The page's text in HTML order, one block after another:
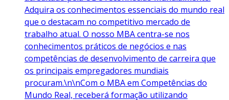
Adquira os conhecimentos essenciais do mundo real
que o destacam no competitivo mercado de
trabalho atual. O nosso MBA centra-se nos
conhecimentos práticos de negócios e nas
competências de desenvolvimento de carreira que
os principais empregadores mundiais
procuram.\n\nCom o MBA em Competências do
Mundo Real, receberá formação utilizando